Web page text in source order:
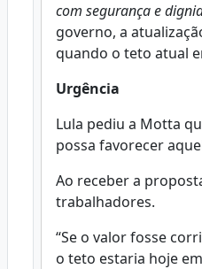
com segurança e
governo, a
quando o teto atual
Urgência
Lula pediu a Motta
possa favorecer
Ao receber a
trabalhadores.
“Se o valor fosse
o teto estaria hoje